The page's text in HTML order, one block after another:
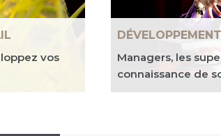
vos
Managers, les
connaissance de